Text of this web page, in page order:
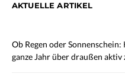
AKTUELLE ARTIKEL
Ob Regen oder
ganze Jahr über draußen aktiv